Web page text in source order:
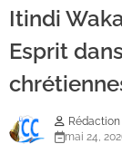
Itindi
Esprit
Rédaction
mai 24,